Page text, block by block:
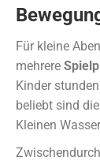
Für kleine
mehrere
Kinder
beliebt sind
Kleinen